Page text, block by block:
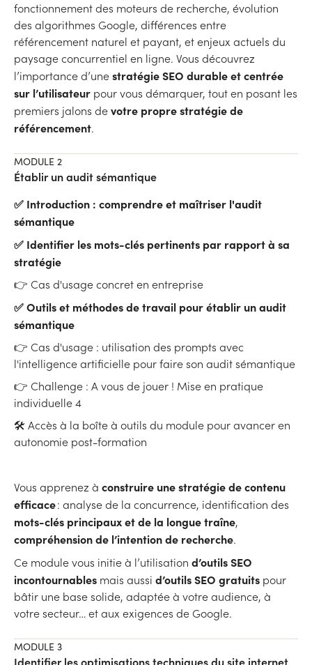
fonctionnement des moteurs de recherche, évolution
des algorithmes Google, différences entre
référencement naturel et payant, et enjeux actuels du
paysage concurrentiel en ligne. Vous découvrez
l’importance d’unestratégie SEO durable et centrée
sur l’utilisateur pour vous démarquer, tout en posant les
premiers jalons devotre propre stratégie de
référencement.
MODULE 2
Établir un audit sémantique
✅ Introduction : comprendre et maîtriser l'audit
sémantique
✅ Identifier les mots-clés pertinents par rapport à sa
stratégie
👉 Cas d'usage concret en entreprise
✅ Outils et méthodes de travail pour établir un audit
sémantique
👉 Cas d'usage : utilisation des prompts avec
l'intelligence artificielle pour faire son audit sémantique
👉 Challenge : A vous de jouer ! Mise en pratique
individuelle 4
🛠 Accès à la boîte à outils du module pour avancer en
autonomie post-formation
Vous apprenez à construire une stratégie de contenu
efficace: analyse de la concurrence, identification des
mots-clés principaux et de la longue traîne,
compréhension de l’intention de recherche.
Ce module vous initie à l’utilisation d’outils SEO
incontournables mais aussi d’outils SEO gratuits pour
bâtir une base solide, adaptée à votre audience, à
votre secteur… et aux exigences de Google.
MODULE 3
Identifier les optimisations techniques du site internet